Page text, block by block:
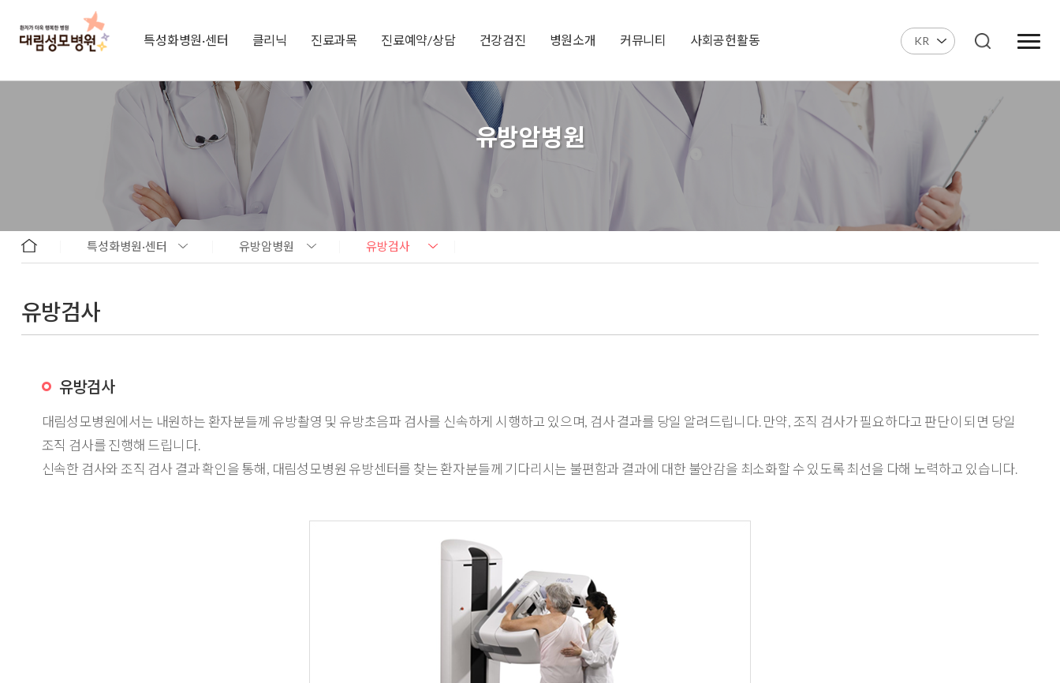
특성화병원·센터 클리닉 진료과목 진료예약/상담 건강검진 병원소개 커뮤니티 사회공헌활동 KR
유방암병원
특성화병원·센터 유방암병원 유방검사
유방검사
유방검사
대림성모병원에서는 내원하는 환자분들께 유방촬영 및 유방초음파 검사를 신속하게 시행하고 있으며, 검사 결과를 당일 알려드립니다. 만약, 조직 검사가 필요하다고 판단이 되면 당일
조직 검사를 진행해 드립니다.
신속한 검사와 조직 검사 결과 확인을 통해, 대림성모병원 유방센터를 찾는 환자분들께 기다리시는 불편함과 결과에 대한 불안감을 최소화할 수 있도록 최선을 다해 노력하고 있습니다.